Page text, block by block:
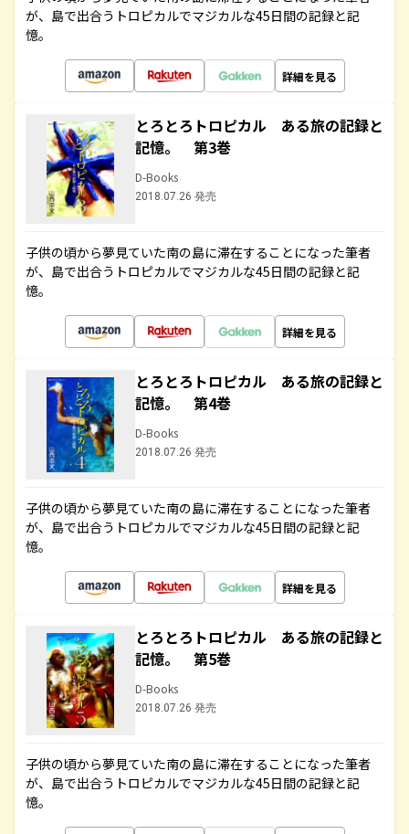
が、島で出合うトロピカルでマジカルな45日間の記録と記
憶。
詳細を見る
とろとろトロピカル ある旅の記録と
記憶。 第3巻
D-Books
2018.07.26 発売
子供の頃から夢見ていた南の島に滞在することになった筆者
が、島で出合うトロピカルでマジカルな45日間の記録と記
憶。
詳細を見る
とろとろトロピカル ある旅の記録と
記憶。 第4巻
D-Books
2018.07.26 発売
子供の頃から夢見ていた南の島に滞在することになった筆者
が、島で出合うトロピカルでマジカルな45日間の記録と記
憶。
詳細を見る
とろとろトロピカル ある旅の記録と
記憶。 第5巻
D-Books
2018.07.26 発売
子供の頃から夢見ていた南の島に滞在することになった筆者
が、島で出合うトロピカルでマジカルな45日間の記録と記
憶。